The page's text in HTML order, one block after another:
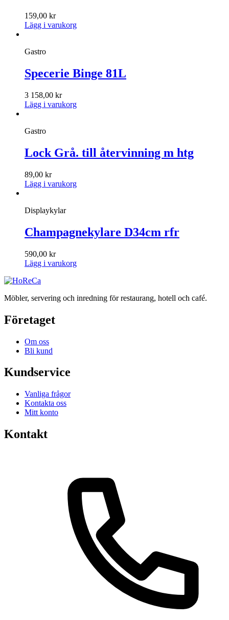
159,00 kr
Lägg i varukorg
Gastro
Specerie Binge 81L
3 158,00 kr
Lägg i varukorg
Gastro
Lock Grå. till återvinning m htg
89,00 kr
Lägg i varukorg
Displaykylar
Champagnekylare D34cm rfr
590,00 kr
Lägg i varukorg
Möbler, servering och inredning för restaurang, hotell och café.
Företaget
Om oss
Bli kund
Kundservice
Vanliga frågor
Kontakta oss
Mitt konto
Kontakt